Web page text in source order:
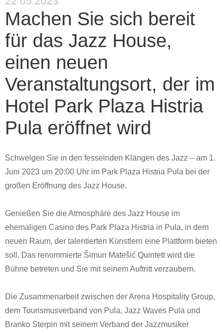
Machen Sie sich bereit
für das Jazz House,
einen neuen
Veranstaltungsort, der im
Hotel Park Plaza Histria
Pula eröffnet wird
Schwelgen Sie in den fesselnden Klängen des Jazz – am 1.
Juni 2023 um 20:00 Uhr im Park Plaza Histria Pula bei der
großen Eröffnung des Jazz House.
Genießen Sie die Atmosphäre des Jazz House im
ehemaligen Casino des Park Plaza Histria in Pula, in dem
neuen Raum, der talentierten Künstlern eine Plattform bieten
soll. Das renommierte Šimun Matešić Quintett wird die
Bühne betreten und Sie mit seinem Auftritt verzaubern.
Die Zusammenarbeit zwischen der Arena Hospitality Group,
dem Tourismusverband von Pula, Jazz Waves Pula und
Branko Sterpin mit seinem Verband der Jazzmusiker